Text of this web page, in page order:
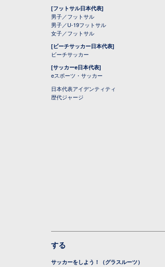
[フットサル日本代表]
男子／フットサル
男子／U-19フットサル
女子／フットサル
[ビーチサッカー日本代表]
ビーチサッカー
[サッカーe日本代表]
eスポーツ・サッカー
日本代表アイデンティティ
歴代ジャージ
する
サッカーをしよう！（グラスルーツ）